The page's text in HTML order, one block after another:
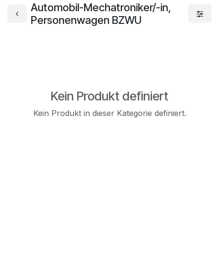
Automobil-Mechatroniker/-in,
Personenwagen BZWU
Kein Produkt definiert
Kein Produkt in dieser Kategorie definiert.